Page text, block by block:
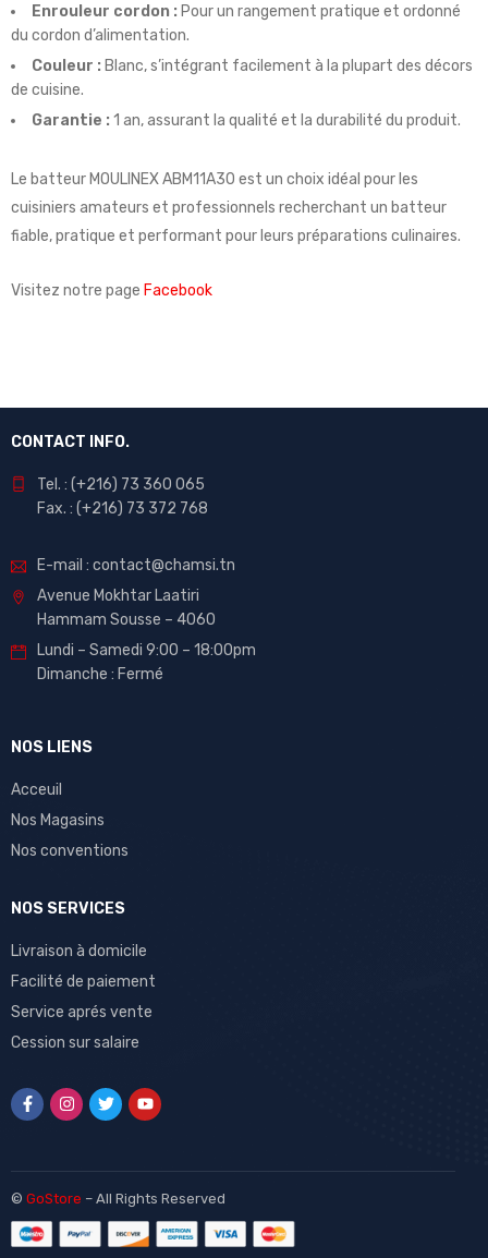
Enrouleur cordon : Pour un rangement pratique et ordonné
du cordon d’alimentation.
Couleur : Blanc, s’intégrant facilement à la plupart des décors
de cuisine.
Garantie : 1 an, assurant la qualité et la durabilité du produit.
Le batteur MOULINEX ABM11A30 est un choix idéal pour les
cuisiniers amateurs et professionnels recherchant un batteur
fiable, pratique et performant pour leurs préparations culinaires.
Visitez notre page Facebook
CONTACT INFO.
Tel. : (+216) 73 360 065
Fax. : (+216) 73 372 768
E-mail : contact@chamsi.tn
Avenue Mokhtar Laatiri
Hammam Sousse – 4060
Lundi – Samedi 9:00 – 18:00pm
Dimanche : Fermé
NOS LIENS
Acceuil
Nos Magasins
Nos conventions
NOS SERVICES
Livraison à domicile
Facilité de paiement
Service aprés vente
Cession sur salaire
© GoStore – All Rights Reserved